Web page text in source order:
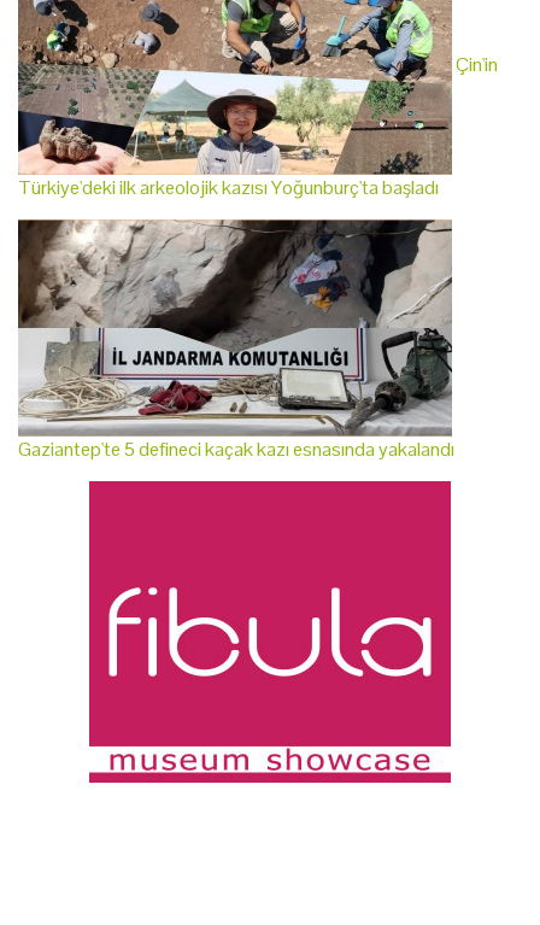
Çin'in
Türkiye'deki ilk arkeolojik kazısı Yoğunburç'ta başladı
Gaziantep'te 5 defineci kaçak kazı esnasında yakalandı